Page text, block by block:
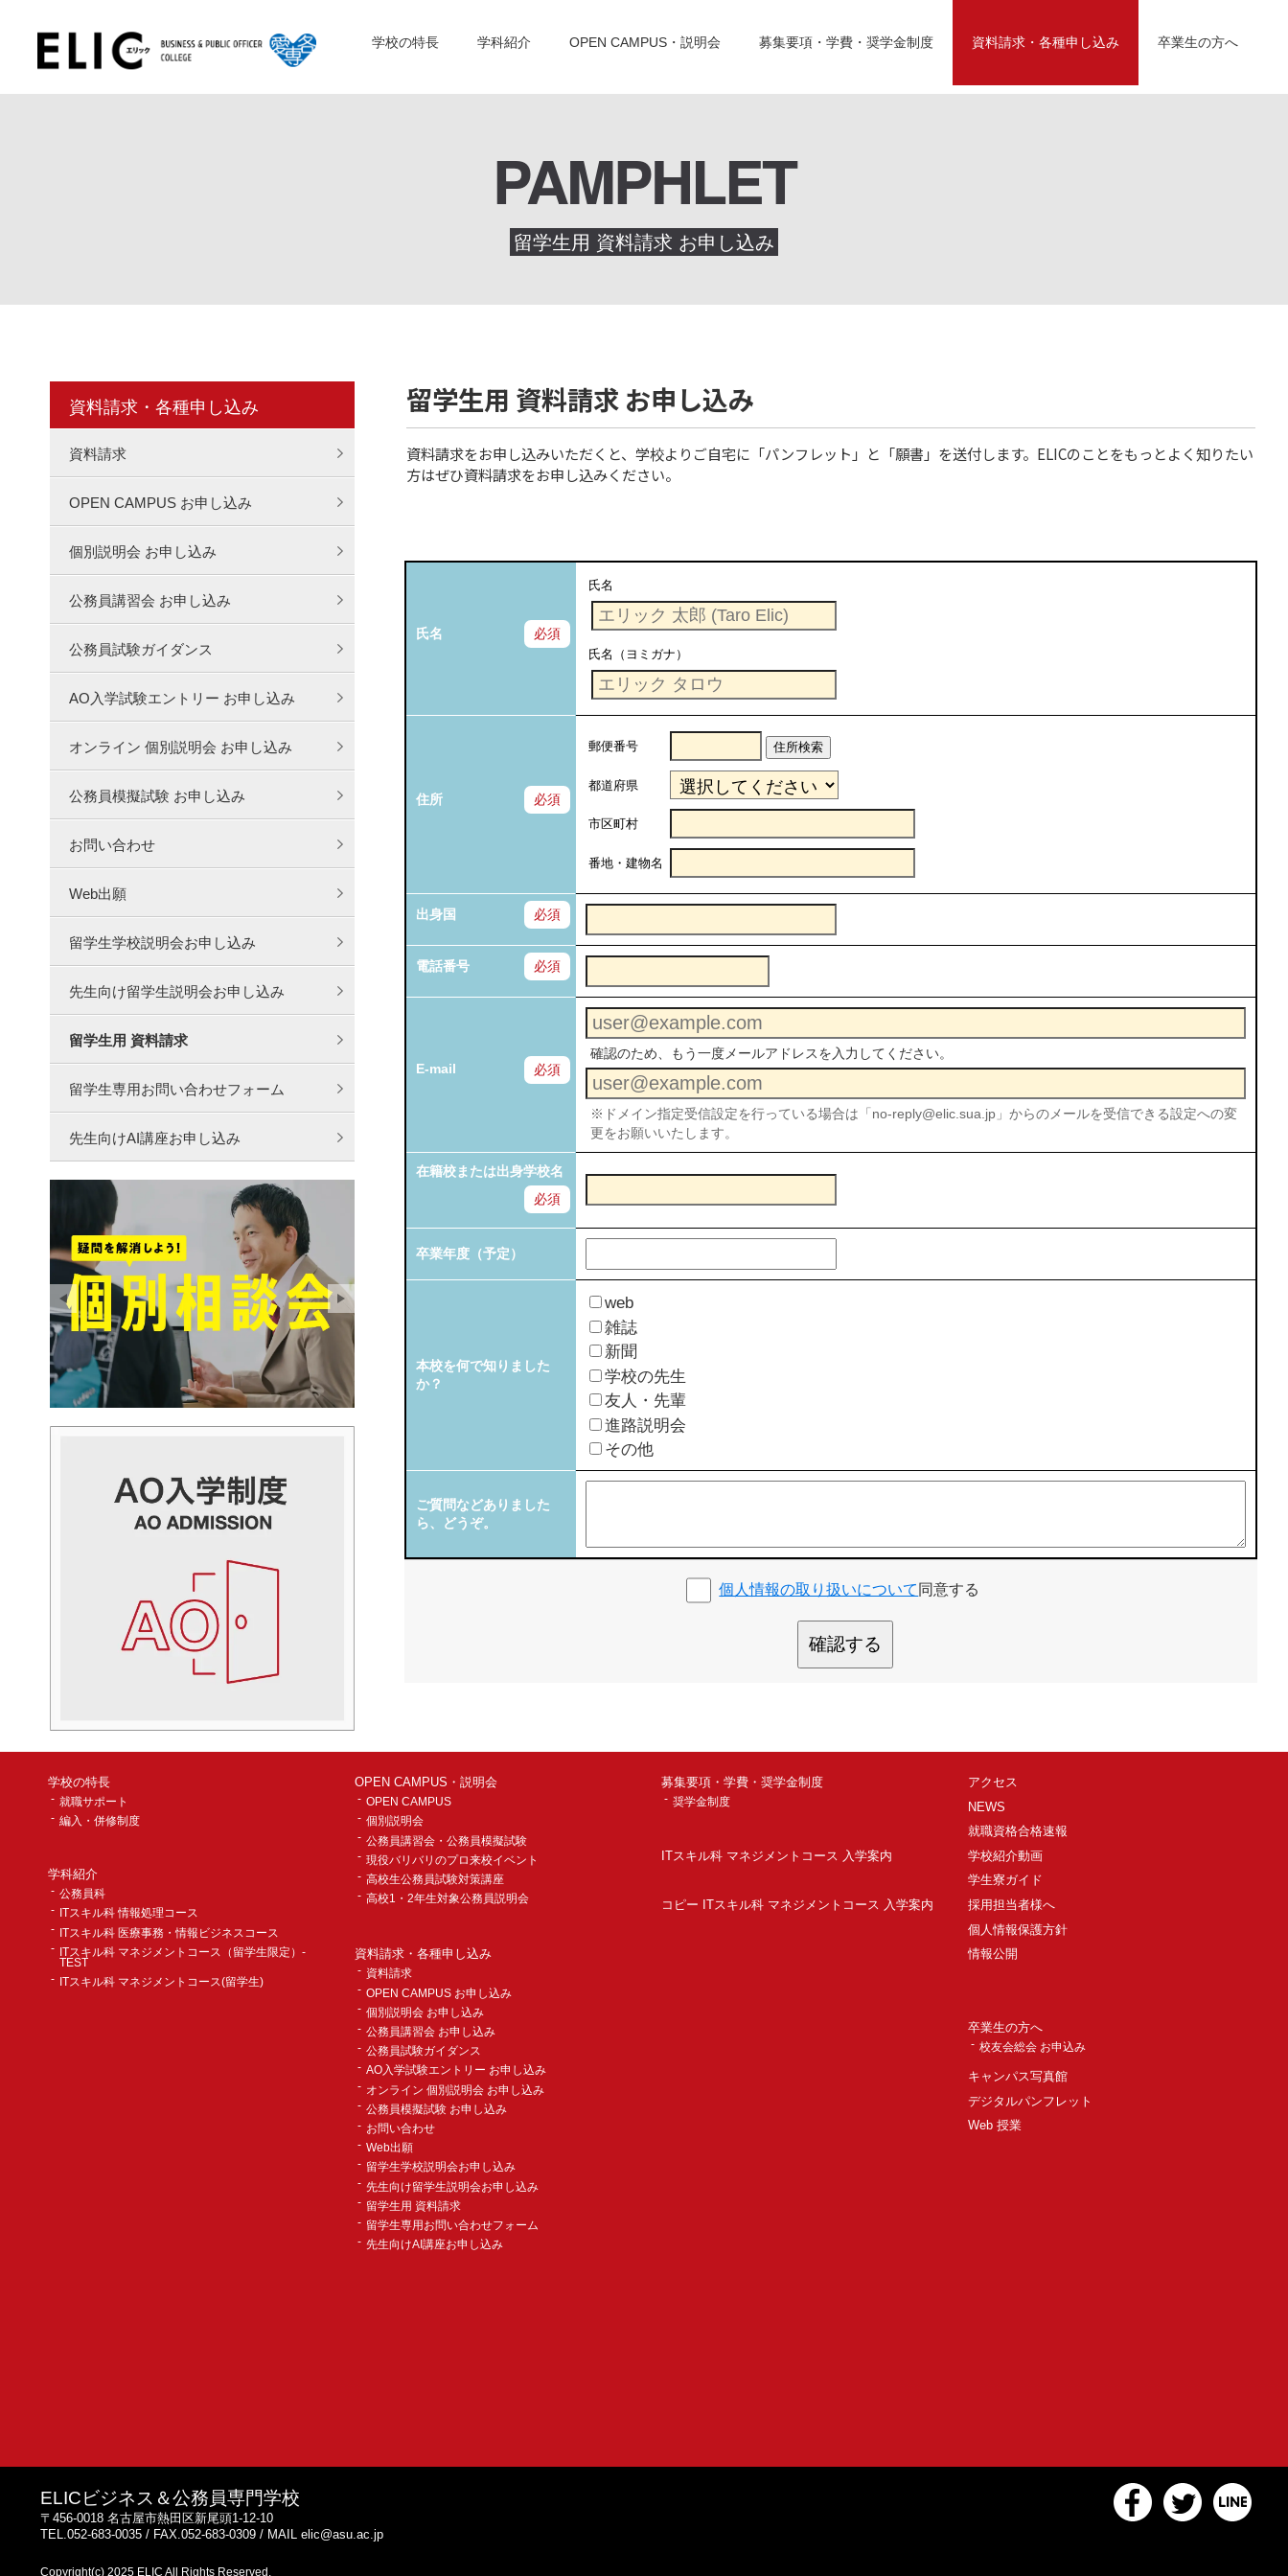
学校の特長 学科紹介 OPEN CAMPUS・説明会 募集要項・学費・奨学金制度 資料請求・各種申し込み 卒業生の方へ
PAMPHLET
留学生用 資料請求 お申し込み
留学生用 資料請求 お申し込み
資料請求をお申し込みいただくと、学校よりご自宅に「パンフレット」と「願書」を送付します。ELICのことをもっとよく知りたい
方はぜひ資料請求をお申し込みください。
氏名 必須
氏名
氏名（ヨミガナ）
住所 必須
郵便番号 住所検索
都道府県
市区町村
番地・建物名
出身国 必須
電話番号 必須
E-mail 必須
確認のため、もう一度メールアドレスを入力してください。
※ドメイン指定受信設定を行っている場合は「no-reply@elic.sua.jp」からのメールを受信できる設定への変
更をお願いいたします。
在籍校または出身学校名
必須
卒業年度（予定）
本校を何で知りました
か？
web
雑誌
新聞
学校の先生
友人・先輩
進路説明会
その他
ご質問などありました
ら、どうぞ。
個人情報の取り扱いについて 同意する
確認する
資料請求・各種申し込み
資料請求
OPEN CAMPUS お申し込み
個別説明会 お申し込み
公務員講習会 お申し込み
公務員試験ガイダンス
AO入学試験エントリー お申し込み
オンライン 個別説明会 お申し込み
公務員模擬試験 お申し込み
お問い合わせ
Web出願
留学生学校説明会お申し込み
先生向け留学生説明会お申し込み
留学生用 資料請求
留学生専用お問い合わせフォーム
先生向けAI講座お申し込み
学校の特長
就職サポート
編入・併修制度
学科紹介
公務員科
ITスキル科 情報処理コース
ITスキル科 医療事務・情報ビジネスコース
ITスキル科 マネジメントコース（留学生限定）-
TEST
ITスキル科 マネジメントコース(留学生)
OPEN CAMPUS・説明会
OPEN CAMPUS
個別説明会
公務員講習会・公務員模擬試験
現役バリバリのプロ来校イベント
高校生公務員試験対策講座
高校1・2年生対象公務員説明会
資料請求・各種申し込み
資料請求
OPEN CAMPUS お申し込み
個別説明会 お申し込み
公務員講習会 お申し込み
公務員試験ガイダンス
AO入学試験エントリー お申し込み
オンライン 個別説明会 お申し込み
公務員模擬試験 お申し込み
お問い合わせ
Web出願
留学生学校説明会お申し込み
先生向け留学生説明会お申し込み
留学生用 資料請求
留学生専用お問い合わせフォーム
先生向けAI講座お申し込み
募集要項・学費・奨学金制度
奨学金制度
ITスキル科 マネジメントコース 入学案内
コピー ITスキル科 マネジメントコース 入学案内
アクセス
NEWS
就職資格合格速報
学校紹介動画
学生寮ガイド
採用担当者様へ
個人情報保護方針
情報公開
卒業生の方へ
校友会総会 お申込み
キャンパス写真館
デジタルパンフレット
Web 授業
ELICビジネス＆公務員専門学校
〒456-0018 名古屋市熱田区新尾頭1-12-10
TEL.052-683-0035 / FAX.052-683-0309 / MAIL elic@asu.ac.jp
Copyright(c) 2025 ELIC All Rights Reserved.